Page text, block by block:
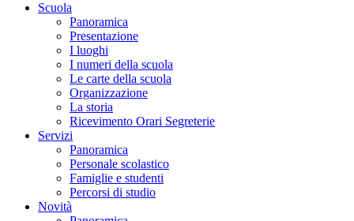
Scuola
Panoramica
Presentazione
I luoghi
I numeri della scuola
Le carte della scuola
Organizzazione
La storia
Ricevimento Orari Segreterie
Servizi
Panoramica
Personale scolastico
Famiglie e studenti
Percorsi di studio
Novità